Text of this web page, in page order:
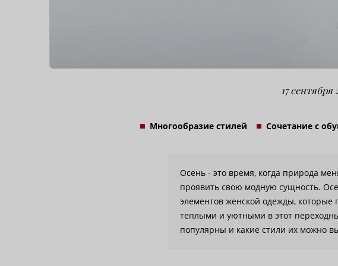
17 сентября
Многообразие стилей Сочетание с
Осень - это время, когда природа
проявить свою модную сущность.
элементов женской одежды, которые
теплыми и уютными в этот
популярны и какие стили их можно